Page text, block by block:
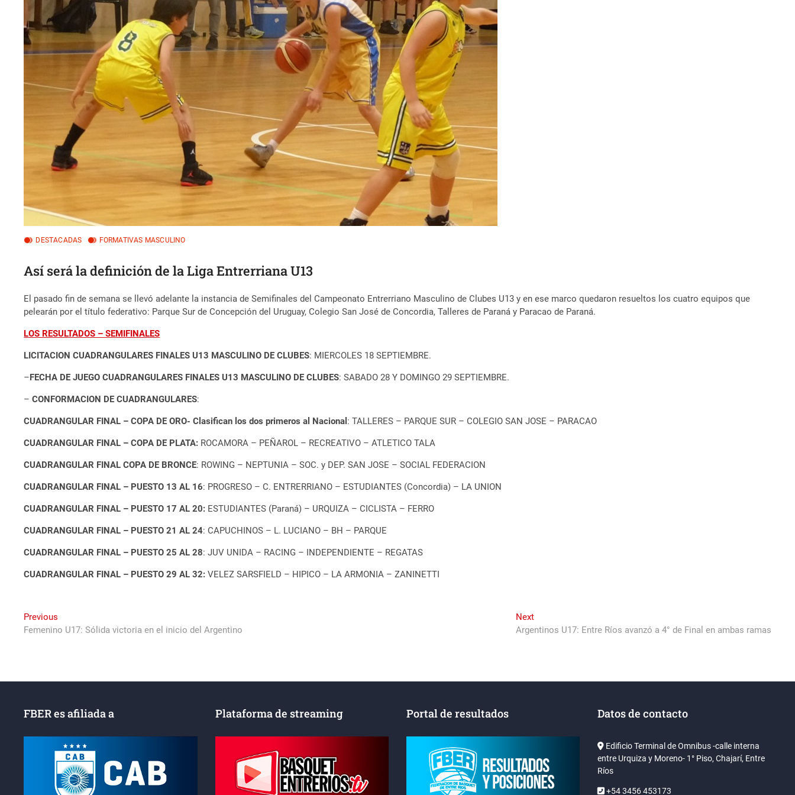
DESTACADAS FORMATIVAS MASCULINO
Así será la definición de la Liga Entrerriana U13
El pasado fin de semana se llevó adelante la instancia de Semifinales del Campeonato Entrerriano Masculino de Clubes U13 y en ese marco quedaron resueltos los cuatro equipos que
pelearán por el título federativo: Parque Sur de Concepción del Uruguay, Colegio San José de Concordia, Talleres de Paraná y Paracao de Paraná.
LOS RESULTADOS – SEMIFINALES
LICITACION CUADRANGULARES FINALES U13 MASCULINO DE CLUBES: MIERCOLES 18 SEPTIEMBRE.
–FECHA DE JUEGO CUADRANGULARES FINALES U13 MASCULINO DE CLUBES: SABADO 28 Y DOMINGO 29 SEPTIEMBRE.
–CONFORMACION DE CUADRANGULARES:
CUADRANGULAR FINAL – COPA DE ORO- Clasifican los dos primeros al Nacional : TALLERES – PARQUE SUR – COLEGIO SAN JOSE – PARACAO
CUADRANGULAR FINAL – COPA DE PLATA: ROCAMORA – PEÑAROL – RECREATIVO – ATLETICO TALA
CUADRANGULAR FINAL COPA DE BRONCE: ROWING – NEPTUNIA – SOC. y DEP. SAN JOSE – SOCIAL FEDERACION
CUADRANGULAR FINAL – PUESTO 13 AL 16: PROGRESO – C. ENTRERRIANO – ESTUDIANTES (Concordia) – LA UNION
CUADRANGULAR FINAL – PUESTO 17 AL 20: ESTUDIANTES (Paraná) – URQUIZA – CICLISTA – FERRO
CUADRANGULAR FINAL – PUESTO 21 AL 24: CAPUCHINOS – L. LUCIANO – BH – PARQUE
CUADRANGULAR FINAL – PUESTO 25 AL 28: JUV UNIDA – RACING – INDEPENDIENTE – REGATAS
CUADRANGULAR FINAL – PUESTO 29 AL 32: VELEZ SARSFIELD – HIPICO – LA ARMONIA – ZANINETTI
Navegación
de
Previous
post:
Femenino U17: Sólida victoria en el inicio del Argentino
NextNext
post:
Argentinos U17: Entre Ríos avanzó a 4° de Final en ambas ramas
FBER es afiliada a Plataforma de streaming Portal de resultados Datos de contacto
Edificio Terminal de Omnibus -calle interna
entre Urquiza y Moreno- 1° Piso, Chajarí, Entre
Ríos
+54 3456 453173